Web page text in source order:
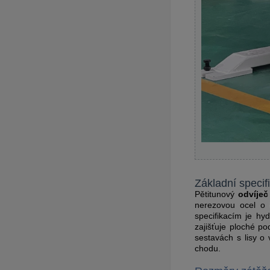
Základní
Pětitunový odvíječ
nerezovou ocel
specifikacím je
zajišťuje ploché
sestavách s lisy o
chodu.